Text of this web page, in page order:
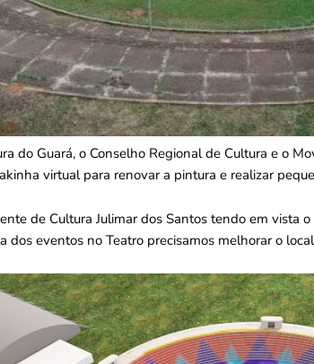
do Guará, o Conselho Regional de Cultura e o
virtual para renovar a pintura e realizar
de Cultura Julimar dos Santos tendo em vista
dos eventos no Teatro precisamos melhorar o